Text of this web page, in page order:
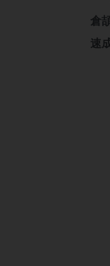
倉
速